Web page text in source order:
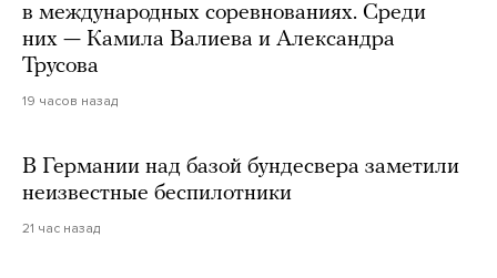
в международных соревнованиях. Среди
них — Камила Валиева и Александра
Трусова
19 часов назад
В Германии над базой бундесвера заметили
неизвестные беспилотники
21 час назад